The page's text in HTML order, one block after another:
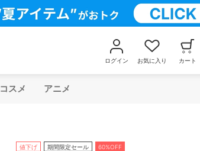
ログイン お気に入り カート
コスメ アニメ
値下げ 期間限定セール 60%OFF